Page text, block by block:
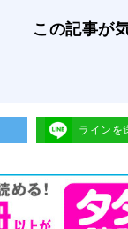
この記事が
ラインを